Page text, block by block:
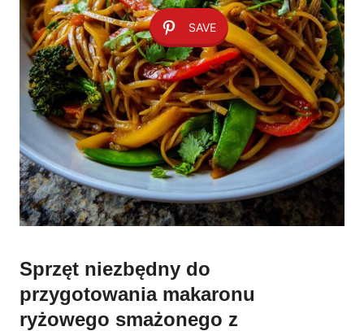
SAVE
Sprzęt niezbędny do
przygotowania makaronu
ryżowego smażonego z